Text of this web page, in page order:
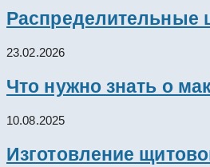
Распределительные
23.02.2026
Что нужно знать о
10.08.2025
Изготовление